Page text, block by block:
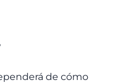
de cómo